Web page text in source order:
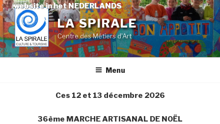
website in het NEDERLANDS
Skip
to
content
LA SPIRALE
Centre des Métiers d'Art
Menu
Ces 12 et 13 décembre 2026
36ème MARCHE ARTISANAL DE NOËL